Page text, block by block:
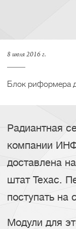
8 июля 2016 г.
Блок риформера
Радиантная
компании
доставлена
штат Техас.
поступать на
Модули для